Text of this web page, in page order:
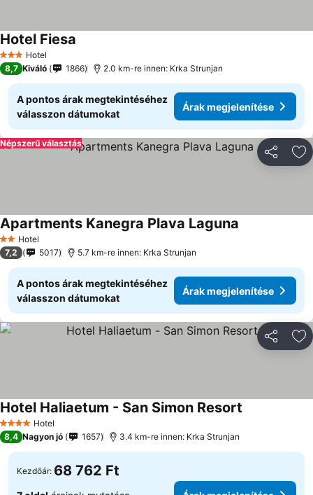
3 Kategória
Hotel
Hotel Fiesa
8,7 Kiváló 1866 2.0 km-re innen: Krka Strunjan
A pontos árak megtekintéséhez
válasszon dátumokat
Árak megjelenítése
Népszerű választás
2 Kategória
Hotel
Apartments Kanegra Plava Laguna
7,2 5017 5.7 km-re innen: Krka Strunjan
A pontos árak megtekintéséhez
válasszon dátumokat
Árak megjelenítése
4 KategóriaHotel
Hotel Haliaetum - San Simon Resort
8,4 Nagyon jó 1657 3.4 km-re innen: Krka Strunjan
Kezdőár: 68 762 Ft